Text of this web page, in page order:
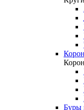
Буры